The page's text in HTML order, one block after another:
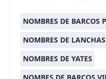
NOMBRES DE BARCOS
NOMBRES DE LANCHAS
NOMBRES DE YATES